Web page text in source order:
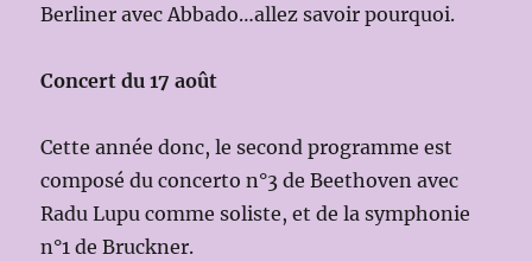
Berliner avec Abbado…allez savoir pourquoi.
Concert du 17 août
Cette année donc, le second programme est
composé du concerto n°3 de Beethoven avec
Radu Lupu comme soliste, et de la symphonie
n°1 de Bruckner.